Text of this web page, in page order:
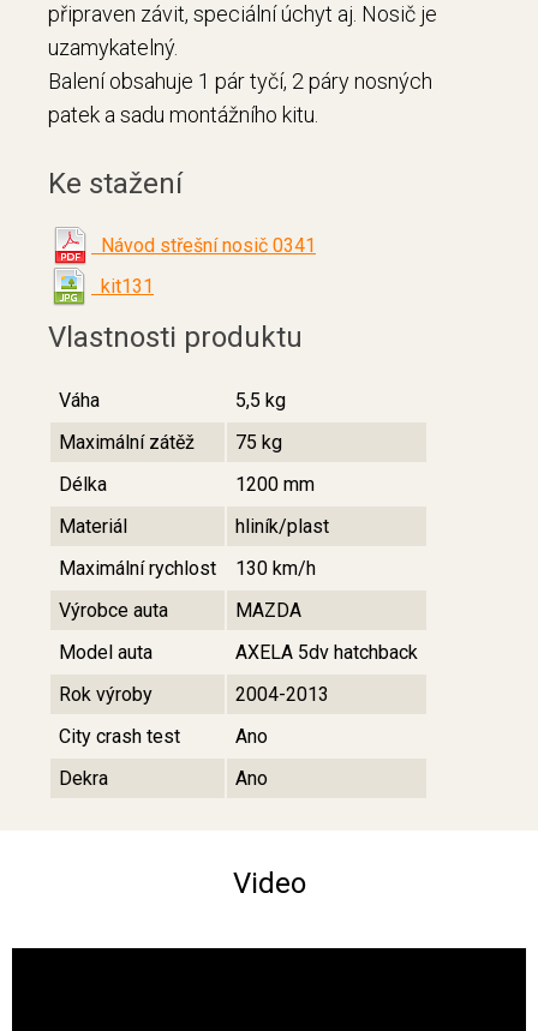
připraven závit, speciální úchyt aj. Nosič je
uzamykatelný.
Balení obsahuje 1 pár tyčí, 2 páry nosných
patek a sadu montážního kitu.
Ke stažení
Návod střešní nosič 0341
kit131
Vlastnosti produktu
Váha
5,5 kg
Maximální zátěž
75 kg
Délka
1200 mm
Materiál
hliník/plast
Maximální rychlost
130 km/h
Výrobce auta
MAZDA
Model auta
AXELA 5dv hatchback
Rok výroby
2004-2013
City crash test
Ano
Dekra
Ano
Video